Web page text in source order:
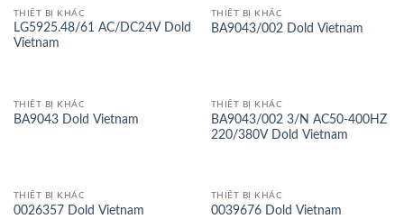
THIẾT BỊ KHÁC
LG5925.48/61 AC/DC24V Dold
Vietnam
THIẾT BỊ KHÁC
BA9043/002 Dold Vietnam
THIẾT BỊ KHÁC
BA9043 Dold Vietnam
THIẾT BỊ KHÁC
BA9043/002 3/N AC50-400HZ
220/380V Dold Vietnam
THIẾT BỊ KHÁC
0026357 Dold Vietnam
THIẾT BỊ KHÁC
0039676 Dold Vietnam